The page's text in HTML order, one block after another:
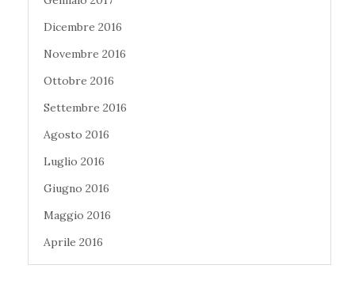
Dicembre 2016
Novembre 2016
Ottobre 2016
Settembre 2016
Agosto 2016
Luglio 2016
Giugno 2016
Maggio 2016
Aprile 2016